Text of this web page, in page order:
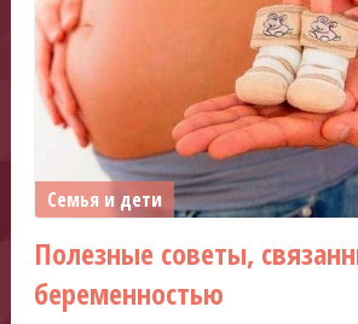
Семья и дети
Полезные советы,
беременностью